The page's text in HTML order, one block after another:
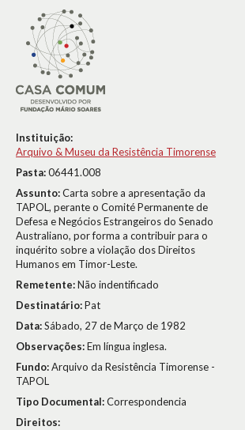
Instituição:
Arquivo & Museu da Resistência Timorense
Pasta:06441.008
Assunto:Carta sobre a apresentação da
TAPOL, perante o Comité Permanente de
Defesa e Negócios Estrangeiros do Senado
Australiano, por forma a contribuir para o
inquérito sobre a violação dos Direitos
Humanos em Timor-Leste.
Remetente:Não indentificado
Destinatário:Pat
Data:Sábado, 27 de Março de 1982
Observações:Em língua inglesa.
Fundo:Arquivo da Resistência Timorense -
TAPOL
Tipo Documental:Correspondencia
Direitos: